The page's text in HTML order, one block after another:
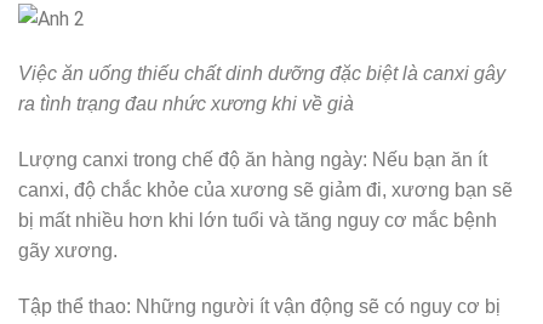
Việc ăn uống thiếu chất dinh dưỡng đặc biệt là canxi gây
ra tình trạng đau nhức xương khi về già
Lượng canxi trong chế độ ăn hàng ngày: Nếu bạn ăn ít
canxi, độ chắc khỏe của xương sẽ giảm đi, xương bạn sẽ
bị mất nhiều hơn khi lớn tuổi và tăng nguy cơ mắc bệnh
gãy xương.
Tập thể thao: Những người ít vận động sẽ có nguy cơ bị